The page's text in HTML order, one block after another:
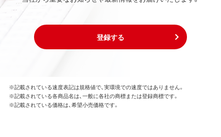
登録する
※記載されている速度表記は規格値で、実環境での速度ではありません。
※記載されている各商品名は、一般に各社の商標または登録商標です。
※記載されている価格は、希望小売価格です。